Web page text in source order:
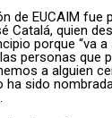
de EUCAIM fue
Catalá, quien
porque “va
personas que
a alguien
ha sido